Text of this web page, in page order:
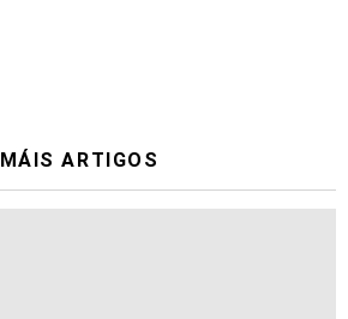
MÁIS ARTIGOS